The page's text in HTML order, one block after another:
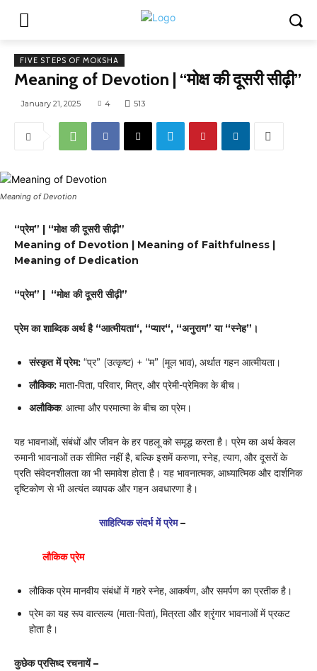
FIVE STEPS OF MOKSHA
Meaning of Devotion | “मोक्ष की दूसरी सीढ़ी”
January 21, 2025 4 513
Meaning of Devotion
“प्रेम” | “मोक्ष की दूसरी सीढ़ी”
Meaning of Devotion | Meaning of Faithfulness |
Meaning of Dedication
“प्रेम” | “मोक्ष की दूसरी सीढ़ी”
प्रेम का शाब्दिक अर्थ है “आत्मीयता“, “प्यार“, “अनुराग”या “स्नेह”।
संस्कृत में प्रेम: “प्र” (उत्कृष्ट) + “म” (मूल भाव), अर्थात गहन आत्मीयता।
लौकिक: माता-पिता, परिवार, मित्र, और प्रेमी-प्रेमिका के बीच।
अलौकिक: आत्मा और परमात्मा के बीच का प्रेम।
यह भावनाओं, संबंधों और जीवन के हर पहलू को समृद्ध करता है। प्रेम का अर्थ केवल
रुमानी भावनाओं तक सीमित नहीं है, बल्कि इसमें करुणा, स्नेह, त्याग, और दूसरों के
प्रति संवेदनशीलता का भी समावेश होता है। यह भावनात्मक, आध्यात्मिक और दार्शनिक
दृष्टिकोण से भी अत्यंत व्यापक और गहन अवधारणा है।
साहित्यिक संदर्भ में प्रेम–
लौकिक प्रेम
लौकिक प्रेम मानवीय संबंधों में गहरे स्नेह, आकर्षण, और समर्पण का प्रतीक है।
प्रेम का यह रूप वात्सल्य (माता-पिता), मित्रता और श्रृंगार भावनाओं में प्रकट
होता है।
कुछेक प्रसिध्द रचनायें –